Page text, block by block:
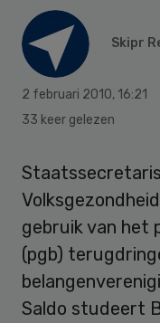
Skipr
2 februari 2010, 16:21
33 keer gelezen
gebruik van het
(pgb)
Saldo studeert